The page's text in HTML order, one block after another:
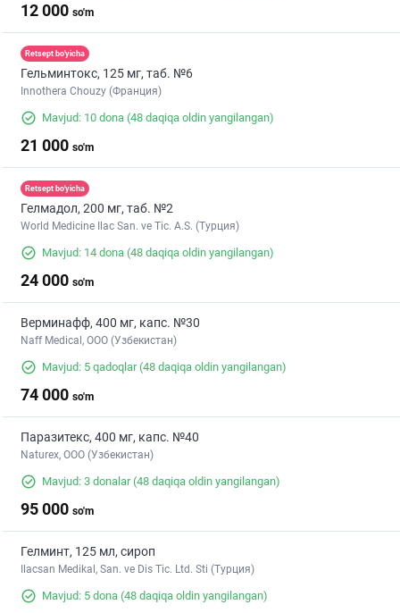
12 000 so'm
Retsept bo'yicha
Гельминтокс, 125 мг, таб. №6
Innothera Chouzy (Франция)
Mavjud: 10 dona (48 daqiqa oldin yangilangan)
21 000 so'm
Retsept bo'yicha
Гелмадол, 200 мг, таб. №2
World Medicine Ilac San. ve Tic. A.S. (Турция)
Mavjud: 14 dona (48 daqiqa oldin yangilangan)
24 000 so'm
Верминафф, 400 мг, капс. №30
Naff Medical, ООО (Узбекистан)
Mavjud: 5 qadoqlar(48 daqiqa oldin yangilangan)
74 000 so'm
Паразитекс, 400 мг, капс. №40
Naturex, OOO (Узбекистан)
Mavjud: 3 donalar(48 daqiqa oldin yangilangan)
95 000 so'm
Гелминт, 125 мл, сироп
Ilacsan Medikal, San. ve Dis Tic. Ltd. Sti (Турция)
Mavjud: 5 dona (48 daqiqa oldin yangilangan)